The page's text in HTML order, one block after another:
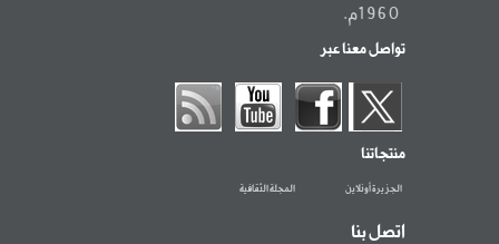
1960م.
تواصل معنا عبر
منتجاتنا
الجزيرة أونلاين المجلة الثقافية
اتصل بنا